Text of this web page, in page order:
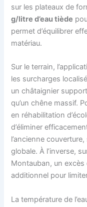
sur les plateaux de
g/litre d’eau tiède
permet d’équilibrer
matériau.
Sur le terrain,
les surcharges
un châtaignier
qu’un chêne massif.
en réhabilitation
d’éliminer
l’ancienne
globale. À l’inverse,
Montauban, un excès
additionnel pour
La température de